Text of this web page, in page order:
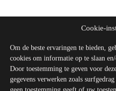
Cookie-
Om de beste ervaringen te bieden,
cookies om informatie op te slaan
Door toestemming te geven voor
gegevens verwerken zoals